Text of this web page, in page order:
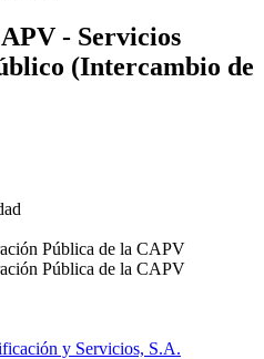
- Servicios
(Intercambio de
Pública de la CAPV
Pública de la CAPV
y Servicios, S.A.